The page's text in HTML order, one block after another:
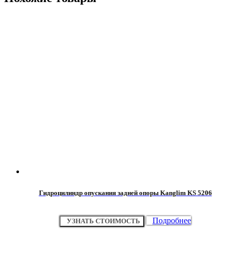
Гидроцилиндр опускания задней опоры Kanglim KS 5206
УЗНАТЬ СТОИМОСТЬ Подробнее